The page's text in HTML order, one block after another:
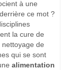
à une
ce mot ?
la cure de
de
qui se sont
alimentation